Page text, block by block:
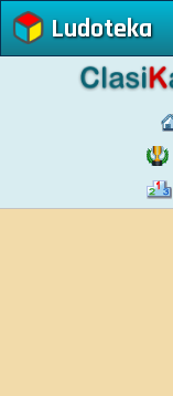
Ludoteka